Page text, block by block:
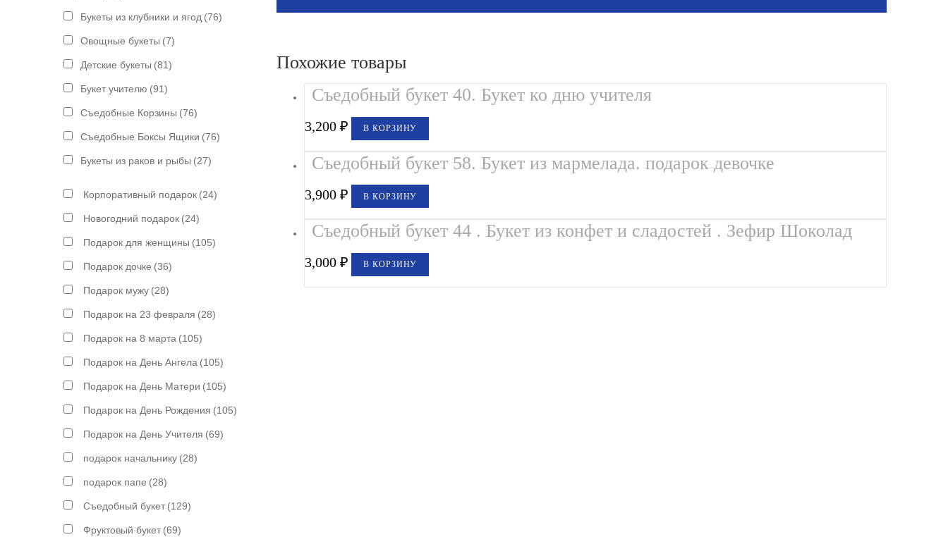
Похожие товары
Съедобный букет 40. Букет ко дню учителя
3,200₽ В КОРЗИНУ
Съедобный букет 58. Букет из мармелада. подарок девочке
3,900₽ В КОРЗИНУ
Съедобный букет 44 . Букет из конфет и сладостей . Зефир Шоколад
3,000₽ В КОРЗИНУ
Букеты из клубники и ягод (76)
Овощные букеты (7)
Детские букеты (81)
Букет учителю (91)
Съедобные Корзины (76)
Съедобные Боксы Ящики (76)
Букеты из раков и рыбы (27)
Корпоративный подарок (24)
Новогодний подарок (24)
Подарок для женщины (105)
Подарок дочке (36)
Подарок мужу (28)
Подарок на 23 февраля (28)
Подарок на 8 марта (105)
Подарок на День Ангела (105)
Подарок на День Матери (105)
Подарок на День Рождения (105)
Подарок на День Учителя (69)
подарок начальнику (28)
подарок папе (28)
Съедобный букет (129)
Фруктовый букет (69)